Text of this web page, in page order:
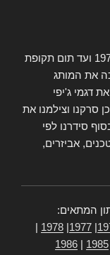
משנת 1970 ועד תום תקופת
את המותג
דגמי ג'יפי
סרקנו וצילמנו את
סידרנו לפי
אביזרים,
המתאים:
1977
1978
1985
1986